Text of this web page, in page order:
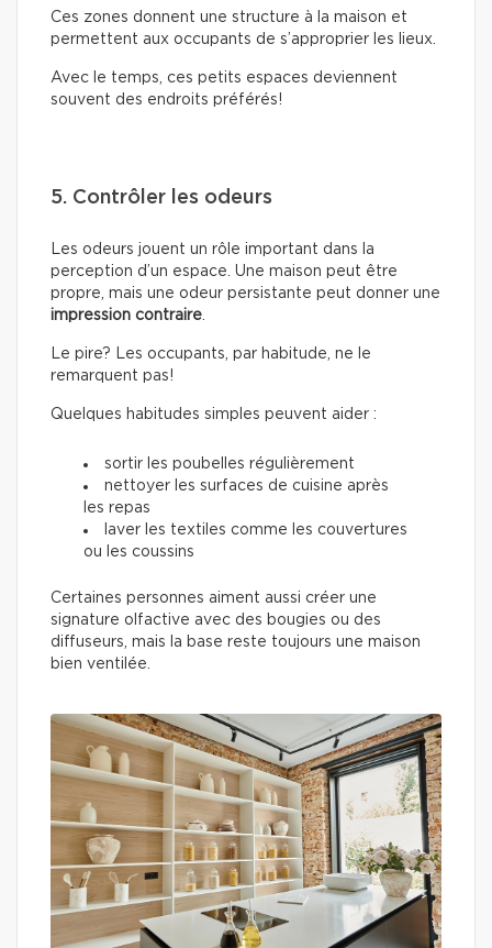
Ces zones donnent une structure à la maison et
permettent aux occupants de s’approprier les lieux.
Avec le temps, ces petits espaces deviennent
souvent des endroits préférés!
5. Contrôler les odeurs
Les odeurs jouent un rôle important dans la
perception d’un espace. Une maison peut être
propre, mais une odeur persistante peut donner une
impression contraire.
Le pire? Les occupants, par habitude, ne le
remarquent pas!
Quelques habitudes simples peuvent aider :
sortir les poubelles régulièrement
nettoyer les surfaces de cuisine après
les repas
laver les textiles comme les couvertures
ou les coussins
Certaines personnes aiment aussi créer une
signature olfactive avec des bougies ou des
diffuseurs, mais la base reste toujours une maison
bien ventilée.